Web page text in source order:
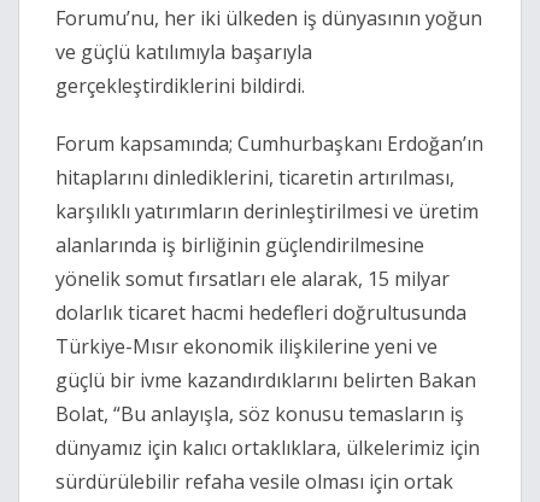
Forumu’nu, her iki ülkeden iş dünyasının yoğun
ve güçlü katılımıyla başarıyla
gerçekleştirdiklerini bildirdi.
Forum kapsamında; Cumhurbaşkanı Erdoğan’ın
hitaplarını dinlediklerini, ticaretin artırılması,
karşılıklı yatırımların derinleştirilmesi ve üretim
alanlarında iş birliğinin güçlendirilmesine
yönelik somut fırsatları ele alarak, 15 milyar
dolarlık ticaret hacmi hedefleri doğrultusunda
Türkiye-Mısır ekonomik ilişkilerine yeni ve
güçlü bir ivme kazandırdıklarını belirten Bakan
Bolat, “Bu anlayışla, söz konusu temasların iş
dünyamız için kalıcı ortaklıklara, ülkelerimiz için
sürdürülebilir refaha vesile olması için ortak